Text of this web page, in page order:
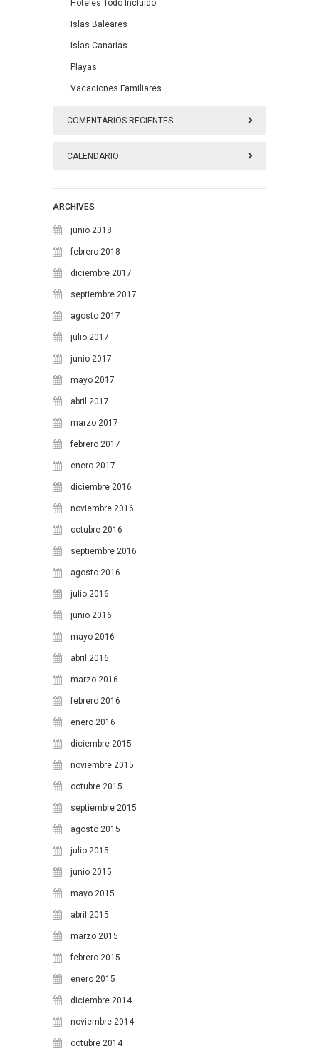
Hoteles Todo Incluido
Islas Baleares
Islas Canarias
Playas
Vacaciones Familiares
COMENTARIOS RECIENTES
CALENDARIO
3 4 5
10
17 18
24 25
31
ARCHIVES
junio 2018
febrero 2018
diciembre 2017
septiembre 2017
agosto 2017
julio 2017
junio 2017
mayo 2017
abril 2017
marzo 2017
febrero 2017
enero 2017
diciembre 2016
noviembre 2016
octubre 2016
septiembre 2016
agosto 2016
julio 2016
junio 2016
mayo 2016
abril 2016
marzo 2016
febrero 2016
enero 2016
diciembre 2015
noviembre 2015
octubre 2015
septiembre 2015
agosto 2015
julio 2015
junio 2015
mayo 2015
abril 2015
marzo 2015
febrero 2015
enero 2015
diciembre 2014
noviembre 2014
octubre 2014